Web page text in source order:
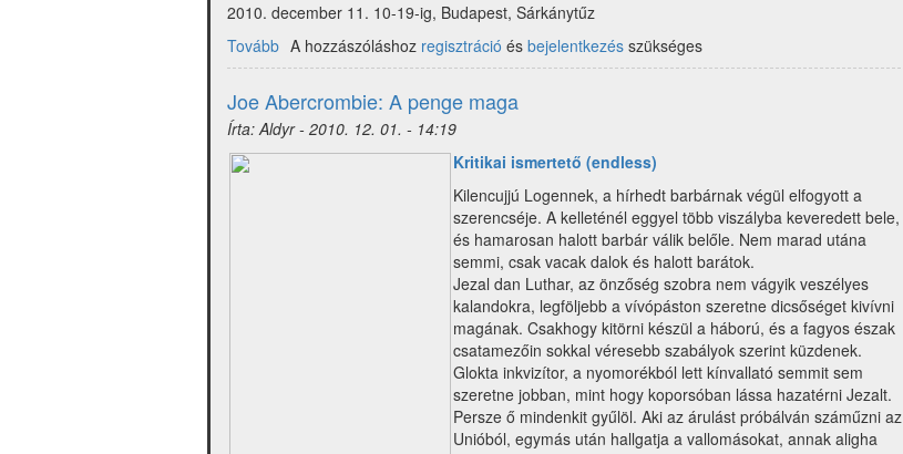
2010. december 11. 10-19-ig, Budapest, Sárkánytűz
Tovább (III.
Egy
Fantasztikus
Nap)
A hozzászóláshoz regisztráció és bejelentkezés szükséges
Joe Abercrombie: A penge maga
Írta:Aldyr- 2010. 12. 01. - 14:19
Kritikai ismertető (endless)
Kilencujjú Logennek, a hírhedt barbárnak végül elfogyott a
szerencséje. A kelleténél eggyel több viszályba keveredett bele,
és hamarosan halott barbár válik belőle. Nem marad utána
semmi, csak vacak dalok és halott barátok.
Jezal dan Luthar, az önzőség szobra nem vágyik veszélyes
kalandokra, legföljebb a vívópáston szeretne dicsőséget kivívni
magának. Csakhogy kitörni készül a háború, és a fagyos észak
csatamezőin sokkal véresebb szabályok szerint küzdenek.
Glokta inkvizítor, a nyomorékból lett kínvallató semmit sem
szeretne jobban, mint hogy koporsóban lássa hazatérni Jezalt.
Persze ő mindenkit gyűlöl. Aki az árulást próbálván száműzni az
Unióból, egymás után hallgatja a vallomásokat, annak aligha